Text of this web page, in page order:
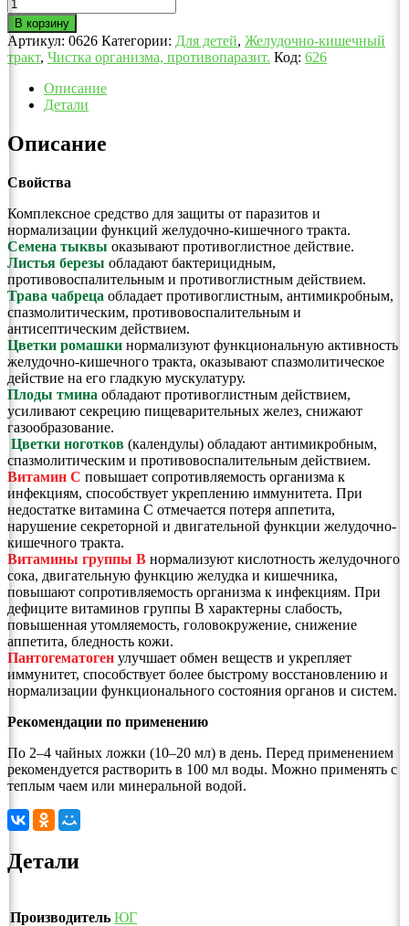
В корзину
Артикул: 0626 Категории: Для детей, Желудочно-кишечный
тракт, Чистка организма, противопаразит. Код: 626
Описание
Детали
Описание
Свойства
Комплексное средство для защиты от паразитов и
нормализации функций желудочно-кишечного тракта.
Семена тыквы оказывают противоглистное действие.
Листья березы обладают бактерицидным,
противовоспалительным и противоглистным действием.
Трава чабреца обладает противоглистным, антимикробным,
спазмолитическим, противовоспалительным и
антисептическим действием.
Цветки ромашки нормализуют функциональную активность
желудочно-кишечного тракта, оказывают спазмолитическое
действие на его гладкую мускулатуру.
Плоды тмина обладают противоглистным действием,
усиливают секрецию пищеварительных желез, снижают
газообразование.
Цветки ноготков (календулы) обладают антимикробным,
спазмолитическим и противовоспалительным действием.
Витамин С повышает сопротивляемость организма к
инфекциям, способствует укреплению иммунитета. При
недостатке витамина С отмечается потеря аппетита,
нарушение секреторной и двигательной функции желудочно-
кишечного тракта.
Витамины группы B нормализуют кислотность желудочного
сока, двигательную функцию желудка и кишечника,
повышают сопротивляемость организма к инфекциям. При
дефиците витаминов группы B характерны слабость,
повышенная утомляемость, головокружение, снижение
аппетита, бледность кожи.
Пантогематоген улучшает обмен веществ и укрепляет
иммунитет, способствует более быстрому восстановлению и
нормализации функционального состояния органов и систем.
Рекомендации по применению
По 2–4 чайных ложки (10–20 мл) в день. Перед применением
рекомендуется растворить в 100 мл воды. Можно применять с
теплым чаем или минеральной водой.
Детали
Производитель ЮГ